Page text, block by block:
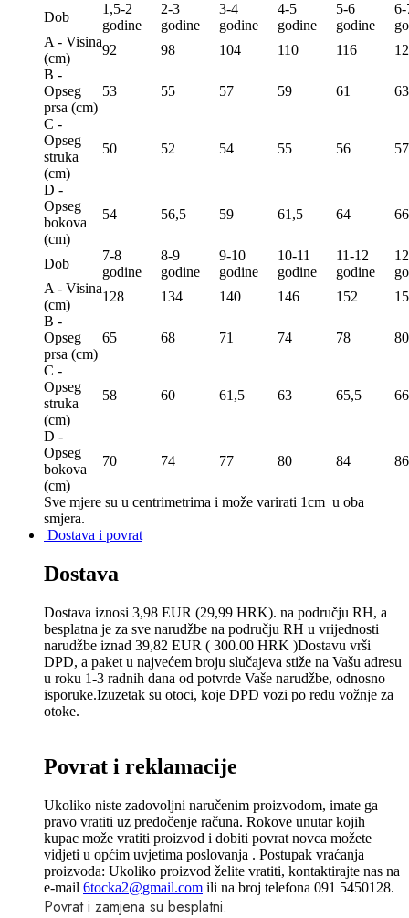
Dob
1,5-2
godine
2-3
godine
3-4
godine
4-5
godine
5-6
godine
6-
A - Visina
(сm)
92 98 104 110 116
B -
Opseg
prsa (сm)
53 55 57 59 61 63
C -
Opseg
struka
(сm)
50 52 54 55 56 57
D -
Opseg
bokova
(сm)
54 56,5 59 61,5 64 66
Dob
7-8
godine
8-9
godine
9-10
godine
10-11
godine
11-12
godine
A - Visina
(сm)
128 134 140 146 152
B -
Opseg
prsa (сm)
65 68 71 74 78 80
C -
Opseg
struka
(сm)
58 60 61,5 63 65,5
D -
Opseg
bokova
(сm)
70 74 77 80 84 86
Sve mjere su u centrimetrima i može varirati 1cm u oba
smjera.
Dostava i povrat
Dostava
Dostava iznosi 3,98 EUR (29,99 HRK). na području RH, a
besplatna je za sve narudžbe na području RH u vrijednosti
narudžbe iznad 39,82 EUR ( 300.00 HRK )Dostavu vrši
DPD, a paket u najvećem broju slučajeva stiže na Vašu adresu
u roku 1-3 radnih dana od potvrde Vaše narudžbe, odnosno
isporuke.Izuzetak su otoci, koje DPD vozi po redu vožnje za
otoke.
Povrat i reklamacije
Ukoliko niste zadovoljni naručenim proizvodom, imate ga
pravo vratiti uz predočenje računa. Rokove unutar kojih
kupac može vratiti proizvod i dobiti povrat novca možete
vidjeti u općim uvjetima poslovanja . Postupak vraćanja
proizvoda: Ukoliko proizvod želite vratiti, kontaktirajte nas na
e-mail 6tocka2@gmail.com ili na broj telefona 091 5450128.
Povrat i zamjena su besplatni.